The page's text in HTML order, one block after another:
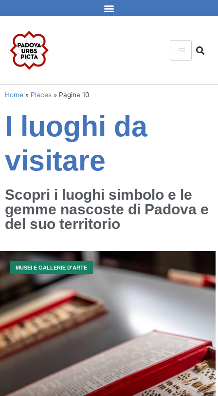
Home » Places » Pagina 10
I luoghi da
visitare
Scopri i luoghi simbolo e le
gemme nascoste di Padova e
del suo territorio
MUSEI E GALLERIE D'ARTE